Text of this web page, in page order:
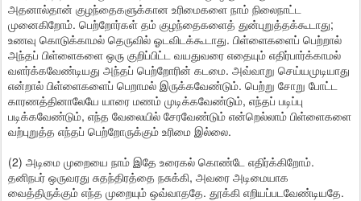
அதனால்தான் குழந்தைகளுக்கான உரிமைகளை நாம் நிலைநாட்ட
முனைகிறோம். பெற்றோர்கள் தம் குழந்தைகளைத் துன்புறுத்தக்கூடாது;
உணவு கொடுக்காமல் தெருவில் ஓடவிடக்கூடாது. பிள்ளைகளைப் பெற்றால்
அந்தப் பிள்ளைகளை ஒரு குறிப்பிட்ட வயதுவரை எதையும் எதிர்பார்க்காமல்
வளர்க்கவேண்டியது அந்தப் பெற்றோரின் கடமை. அவ்வாறு செய்யமுடியாது
என்றால் பிள்ளைகளைப் பெறாமல் இருக்கவேண்டும். பெற்று சோறு போட்ட
காரணத்தினாலேயே யாரை மணம் முடிக்கவேண்டும், எந்தப் படிப்பு
படிக்கவேண்டும், எந்த வேலையில் சேரவேண்டும் என்றெல்லாம் பிள்ளைகளை
வற்புறுத்த எந்தப் பெற்றோருக்கும் உரிமை இல்லை.
(2) அடிமை முறையை நாம் இதே உரைகல் கொண்டே எதிர்க்கிறோம்.
தனிநபர் ஒருவரது சுதந்திரத்தை நசுக்கி, அவரை அடிமையாக
வைத்திருக்கும் எந்த முறையும் ஒவ்வாததே. தூக்கி எறியப்படவேண்டியதே.